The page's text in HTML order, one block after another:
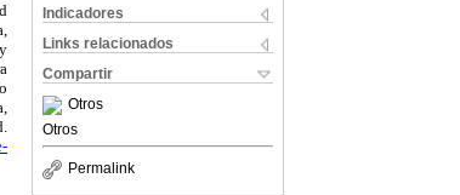
Indicadores
Links relacionados
Compartir
Otros
Otros
Permalink